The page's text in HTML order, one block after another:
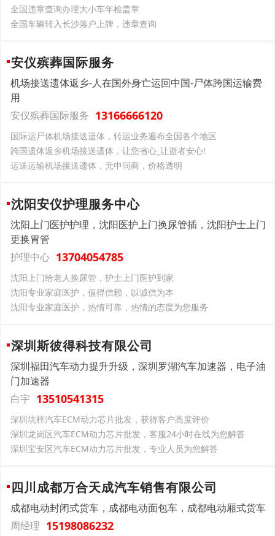
全国违章查询办理大小车年检盖章
全国车辆转入长沙落户上牌，违章查询
安仪殡葬国际服务
机场接送遗体返乡-人在国外身亡运回中国-尸体跨国运输费
用
安仪殡葬国际服务 13166666120
国际运尸体机场接送遗体，转运业务遍布全国各个地区
跨国遗体返乡机场接送遗体，让您省心_让逝者安心!
运送运输机场接送遗体，无中间商，价格透明
沈阳安仪护理服务中心
沈阳上门医护护理，沈阳医护上门换尿管插，沈阳护士上门
更换胃管
护理中心 13704054785
沈阳上门给老人换尿管，护士上门医护到家
沈阳专业家庭医护，值得信赖，以诚信为本
沈阳专业家庭医护，热情可靠，热情的态度为您服务
深圳斯彼得科技有限公司
深圳福田汽车动力提升升级，深圳罗湖汽车加速器，电子油
门加速器
白宇 13510541315
深圳坑梓汽车ECM动力芯片批发，获得客户高度评价
深圳龙岗区汽车ECM动力芯片批发，客服24小时在线为您解答
深圳宝安区汽车ECM动力芯片批发，专业人员为您解答
四川成都万合天成汽车销售有限公司
成都电动封闭式货车，成都电动面包车，成都电动厢式货车
周经理 15198086232